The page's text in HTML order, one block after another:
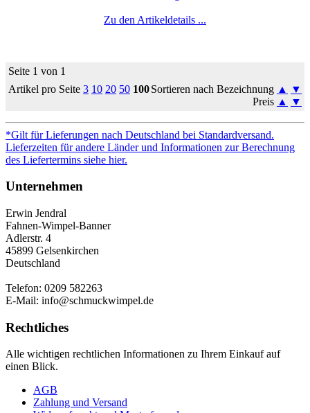
Zu den Artikeldetails ...
Seite 1 von 1
Artikel pro Seite 3 10 20 50 100Sortieren nach Bezeichnung ▲
▼
Preis ▲ ▼
*Gilt für Lieferungen nach Deutschland bei Standardversand.
Lieferzeiten für andere Länder und Informationen zur Berechnung
des Liefertermins siehe hier.
Unternehmen
Erwin Jendral
Fahnen-Wimpel-Banner
Adlerstr. 4
45899 Gelsenkirchen
Deutschland
Telefon: 0209 582263
E-Mail: info@schmuckwimpel.de
Rechtliches
Alle wichtigen rechtlichen Informationen zu Ihrem Einkauf auf
einen Blick.
AGB
Zahlung und Versand